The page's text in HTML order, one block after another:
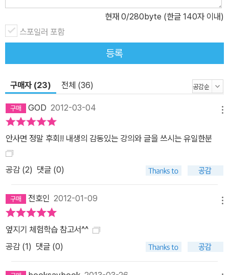
한 명강의, 큰별쌤의 뜨거운 역사수업! 국사는 항상 어렵고 골치 아픈
과목이었는데 최태성 선생님 강의를 듣고 있으면 어느새 머릿속에 시
대 흐름이 정리돼버리네요. 특히 선생님이 정리해주시는 판서, 정말
나옴!! 공부하는 1년 동안 독학생이라 너무 외롭고 힘들었지만, 힘들
장★★ 한국사능력검정시험 1급 합격, 감사합니다! 한국사능력검정
시험 중에서 최고난도를 자랑하는 1급 시험지가 그렇게 쉽게 풀리는
걸 보고 정말 놀랐습니다. 문제를 풀 때마다 선생님 판서가 눈에 어른
거렸어요!_홍★★ 큰별쌤 감사합니다. 공무원시험 합격했습니다! 올
해 선생님 EBS 강의 듣고 이번에 5월 14일에 본 공무원시험에 합격
했어요!_김★★
현재 0/280byte (한글 140자 이내)
스포일러 포함
등록
구매자 (23) 전체 (36)
GOD 2012-03-04
안사면 정말 후회!! 내생의 감동있는 강의와 글을 쓰시는 유일한분
공감 (2) 댓글 (0)
전호인 2012-01-09
옆지기 체험학습 참고서^^
공감 (1) 댓글 (0)